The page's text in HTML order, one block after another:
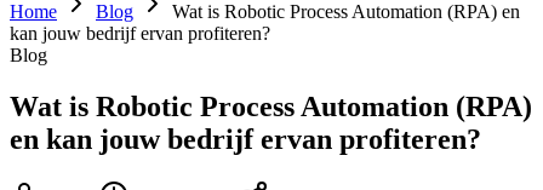
Home Blog
Wat is Robotic Process Automation (RPA) en
kan jouw bedrijf ervan profiteren?
Blog
Wat is Robotic Process Automation (RPA)
en kan jouw bedrijf ervan profiteren?